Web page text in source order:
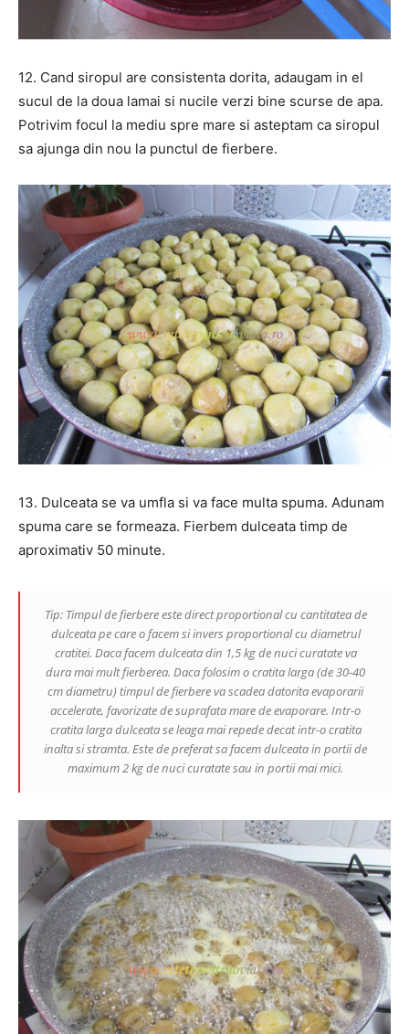
12. Cand siropul are consistenta dorita, adaugam in el
sucul de la doua lamai si nucile verzi bine scurse de apa.
Potrivim focul la mediu spre mare si asteptam ca siropul
sa ajunga din nou la punctul de fierbere.
13. Dulceata se va umfla si va face multa spuma. Adunam
spuma care se formeaza. Fierbem dulceata timp de
aproximativ 50 minute.
Tip: Timpul de fierbere este direct proportional cu cantitatea de
dulceata pe care o facem si invers proportional cu diametrul
cratitei. Daca facem dulceata din 1,5 kg de nuci curatate va
dura mai mult fierberea. Daca folosim o cratita larga (de 30-40
cm diametru) timpul de fierbere va scadea datorita evaporarii
accelerate, favorizate de suprafata mare de evaporare. Intr-o
cratita larga dulceata se leaga mai repede decat intr-o cratita
inalta si stramta. Este de preferat sa facem dulceata in portii de
maximum 2 kg de nuci curatate sau in portii mai mici.